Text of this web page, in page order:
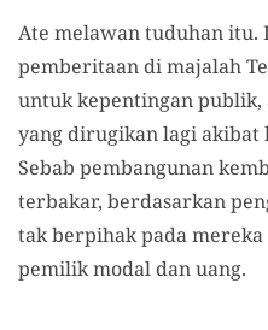
Ate melawan tuduhan itu.
pemberitaan di majalah
untuk kepentingan publik,
yang dirugikan lagi akibat
Sebab pembangunan
terbakar, berdasarkan
tak berpihak pada
pemilik modal dan uang.